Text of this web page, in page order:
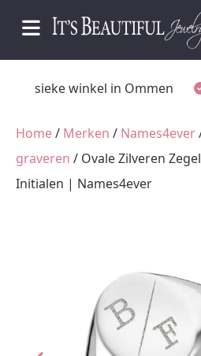
Fysieke winkel in Ommen
Home/ Merken / Names4ever
graveren / Ovale Zilveren
Initialen | Names4ever